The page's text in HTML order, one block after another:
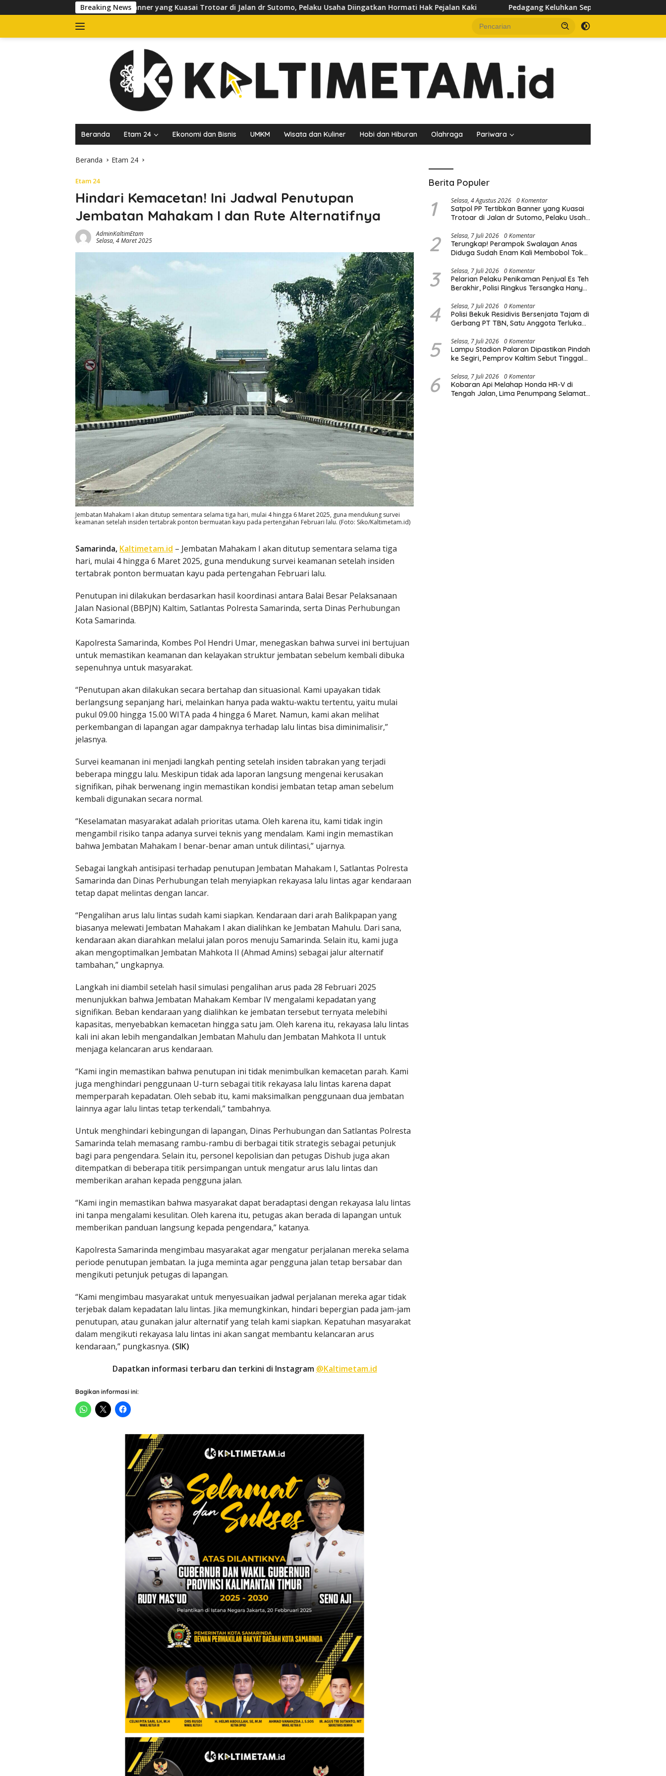
ke
Breaking News
Tertibkan Banner yang Kuasai Trotoar di Jalan dr Sutomo, Pelaku Usaha Diingatkan Hormati Hak Pejalan Kaki Pedagang Keluhkan Sepinya Pasar Pagi Samarinda, Minta Pemkot
Beranda Etam 24 Ekonomi dan Bisnis UMKM Wisata dan Kuliner Hobi dan Hiburan Olahraga Pariwara
Beranda Etam 24
Etam 24
Hindari Kemacetan! Ini Jadwal Penutupan
Jembatan Mahakam I dan Rute Alternatifnya
AdminKaltimEtam
Selasa, 4 Maret 2025
Jembatan Mahakam I akan ditutup sementara selama tiga hari, mulai 4 hingga 6 Maret 2025, guna mendukung survei
keamanan setelah insiden tertabrak ponton bermuatan kayu pada pertengahan Februari lalu. (Foto: Siko/Kaltimetam.id)
Samarinda, Kaltimetam.id – Jembatan Mahakam I akan ditutup sementara selama tiga
hari, mulai 4 hingga 6 Maret 2025, guna mendukung survei keamanan setelah insiden
tertabrak ponton bermuatan kayu pada pertengahan Februari lalu.
Penutupan ini dilakukan berdasarkan hasil koordinasi antara Balai Besar Pelaksanaan
Jalan Nasional (BBPJN) Kaltim, Satlantas Polresta Samarinda, serta Dinas Perhubungan
Kota Samarinda.
Kapolresta Samarinda, Kombes Pol Hendri Umar, menegaskan bahwa survei ini bertujuan
untuk memastikan keamanan dan kelayakan struktur jembatan sebelum kembali dibuka
sepenuhnya untuk masyarakat.
“Penutupan akan dilakukan secara bertahap dan situasional. Kami upayakan tidak
berlangsung sepanjang hari, melainkan hanya pada waktu-waktu tertentu, yaitu mulai
pukul 09.00 hingga 15.00 WITA pada 4 hingga 6 Maret. Namun, kami akan melihat
perkembangan di lapangan agar dampaknya terhadap lalu lintas bisa diminimalisir,”
jelasnya.
Survei keamanan ini menjadi langkah penting setelah insiden tabrakan yang terjadi
beberapa minggu lalu. Meskipun tidak ada laporan langsung mengenai kerusakan
signifikan, pihak berwenang ingin memastikan kondisi jembatan tetap aman sebelum
kembali digunakan secara normal.
“Keselamatan masyarakat adalah prioritas utama. Oleh karena itu, kami tidak ingin
mengambil risiko tanpa adanya survei teknis yang mendalam. Kami ingin memastikan
bahwa Jembatan Mahakam I benar-benar aman untuk dilintasi,” ujarnya.
Sebagai langkah antisipasi terhadap penutupan Jembatan Mahakam I, Satlantas Polresta
Samarinda dan Dinas Perhubungan telah menyiapkan rekayasa lalu lintas agar kendaraan
tetap dapat melintas dengan lancar.
“Pengalihan arus lalu lintas sudah kami siapkan. Kendaraan dari arah Balikpapan yang
biasanya melewati Jembatan Mahakam I akan dialihkan ke Jembatan Mahulu. Dari sana,
kendaraan akan diarahkan melalui jalan poros menuju Samarinda. Selain itu, kami juga
akan mengoptimalkan Jembatan Mahkota II (Ahmad Amins) sebagai jalur alternatif
tambahan,” ungkapnya.
Langkah ini diambil setelah hasil simulasi pengalihan arus pada 28 Februari 2025
menunjukkan bahwa Jembatan Mahakam Kembar IV mengalami kepadatan yang
signifikan. Beban kendaraan yang dialihkan ke jembatan tersebut ternyata melebihi
kapasitas, menyebabkan kemacetan hingga satu jam. Oleh karena itu, rekayasa lalu lintas
kali ini akan lebih mengandalkan Jembatan Mahulu dan Jembatan Mahkota II untuk
menjaga kelancaran arus kendaraan.
“Kami ingin memastikan bahwa penutupan ini tidak menimbulkan kemacetan parah. Kami
juga menghindari penggunaan U-turn sebagai titik rekayasa lalu lintas karena dapat
memperparah kepadatan. Oleh sebab itu, kami maksimalkan penggunaan dua jembatan
lainnya agar lalu lintas tetap terkendali,” tambahnya.
Untuk menghindari kebingungan di lapangan, Dinas Perhubungan dan Satlantas Polresta
Samarinda telah memasang rambu-rambu di berbagai titik strategis sebagai petunjuk
bagi para pengendara. Selain itu, personel kepolisian dan petugas Dishub juga akan
ditempatkan di beberapa titik persimpangan untuk mengatur arus lalu lintas dan
memberikan arahan kepada pengguna jalan.
“Kami ingin memastikan bahwa masyarakat dapat beradaptasi dengan rekayasa lalu lintas
ini tanpa mengalami kesulitan. Oleh karena itu, petugas akan berada di lapangan untuk
memberikan panduan langsung kepada pengendara,” katanya.
Kapolresta Samarinda mengimbau masyarakat agar mengatur perjalanan mereka selama
periode penutupan jembatan. Ia juga meminta agar pengguna jalan tetap bersabar dan
mengikuti petunjuk petugas di lapangan.
“Kami mengimbau masyarakat untuk menyesuaikan jadwal perjalanan mereka agar tidak
terjebak dalam kepadatan lalu lintas. Jika memungkinkan, hindari bepergian pada jam-jam
penutupan, atau gunakan jalur alternatif yang telah kami siapkan. Kepatuhan masyarakat
dalam mengikuti rekayasa lalu lintas ini akan sangat membantu kelancaran arus
kendaraan,” pungkasnya. (SIK)
Dapatkan informasi terbaru dan terkini di Instagram @Kaltimetam.id
Bagikan informasi ini:
Berita Populer
1 Selasa, 4 Agustus 2026 0 Komentar
Satpol PP Tertibkan Banner yang Kuasai
Trotoar di Jalan dr Sutomo, Pelaku Usaha
2 Selasa, 7 Juli 2026 0 Komentar
Terungkap! Perampok Swalayan Anas
Diduga Sudah Enam Kali Membobol Toko
3 Selasa, 7 Juli 2026 0 Komentar
Pelarian Pelaku Penikaman Penjual Es Teh
Berakhir, Polisi Ringkus Tersangka Hanya
4 Selasa, 7 Juli 2026 0 Komentar
Polisi Bekuk Residivis Bersenjata Tajam di
Gerbang PT TBN, Satu Anggota Terluka
5 Selasa, 7 Juli 2026 0 Komentar
Lampu Stadion Palaran Dipastikan Pindah
ke Segiri, Pemprov Kaltim Sebut Tinggal
6 Selasa, 7 Juli 2026 0 Komentar
Kobaran Api Melahap Honda HR-V di
Tengah Jalan, Lima Penumpang Selamat